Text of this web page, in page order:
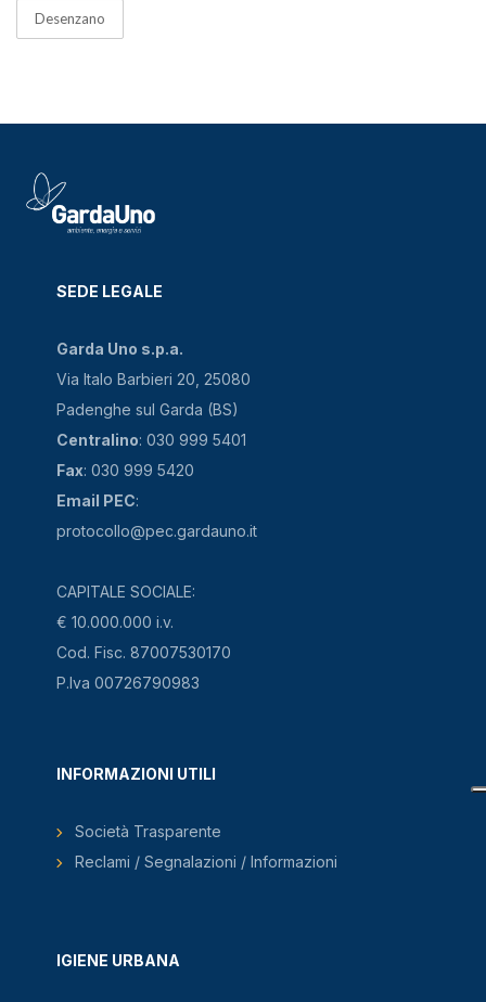
Desenzano
SEDE LEGALE
Garda Uno s.p.a.
Via Italo Barbieri 20, 25080
Padenghe sul Garda (BS)
Centralino: 030 999 5401
Fax: 030 999 5420
Email PEC:
protocollo@pec.gardauno.it
CAPITALE SOCIALE:
€ 10.000.000 i.v.
Cod. Fisc. 87007530170
P.Iva 00726790983
IGIENE URBANA
INFORMAZIONI UTILI
Società Trasparente
Reclami / Segnalazioni / Informazioni